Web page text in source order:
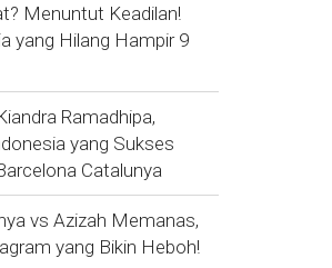
Menuntut Keadilan!
yang Hilang Hampir 9
Ramadhipa,
yang Sukses
Catalunya
vs Azizah Memanas,
yang Bikin Heboh!